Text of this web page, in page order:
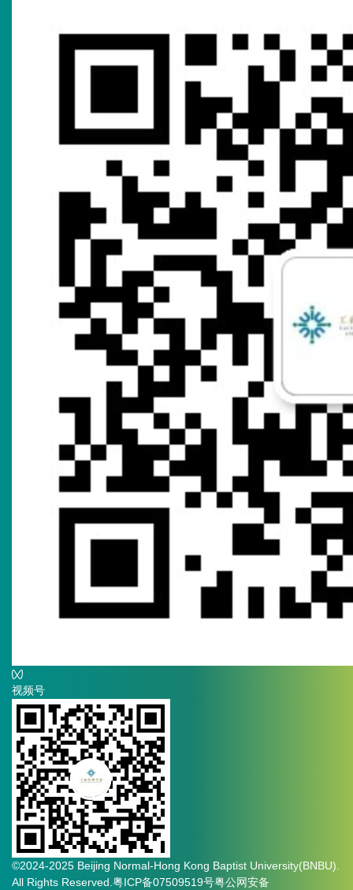
视频号
©2024-2025 Beijing Normal-Hong Kong Baptist University(BNBU).
All Rights Reserved. 粤ICP备07509519号粤公网安备